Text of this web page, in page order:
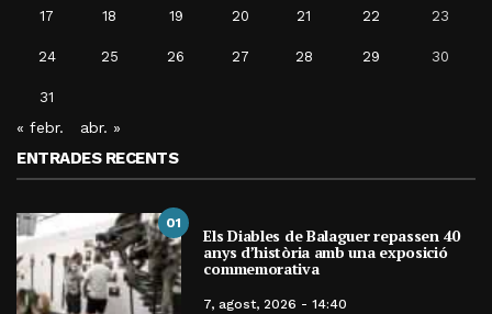
17 18 19 20 21 22 23
24 25 26 27 28 29 30
31
« febr. abr. »
ENTRADES RECENTS
01
Els Diables de Balaguer repassen 40
anys d’història amb una exposició
commemorativa
7, agost, 2026 - 14:40